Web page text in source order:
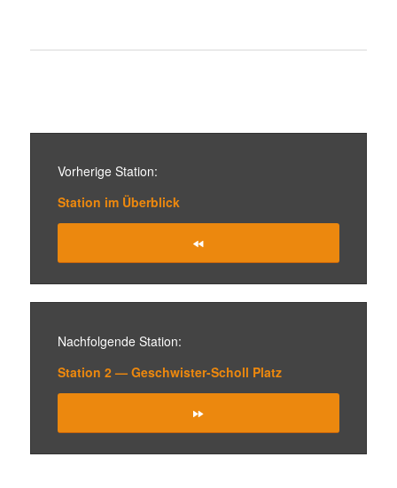
Vorhe­rige Station:
Station im Überblick
Nach­fol­gende Station:
Station 2 — Geschwister-Scholl Platz